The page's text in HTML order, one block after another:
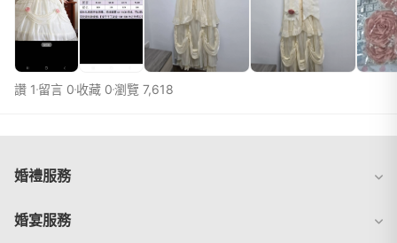
讚 1 留言 0 收藏 0瀏覽 7,618
婚禮服務
婚宴服務